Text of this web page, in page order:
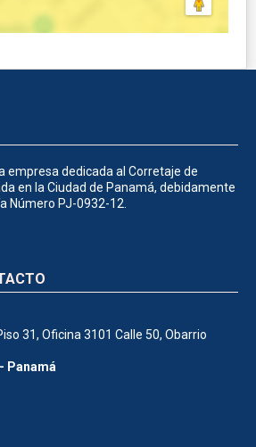
empresa dedicada al Corretaje de
en la Ciudad de Panamá, debidamente
Número PJ-0932-12.
31, Oficina 3101 Calle 50, Obarrio
Panamá